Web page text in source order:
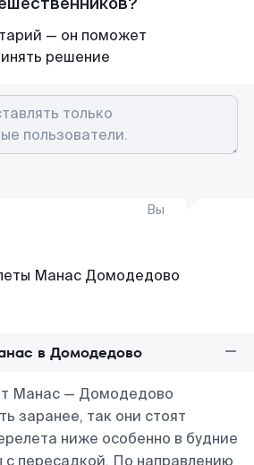
— он поможет
решение
Вы
в Домодедово
Манас — Домодедово
заранее, так они стоят
ниже особенно в будние
с пересадкой. По направлению